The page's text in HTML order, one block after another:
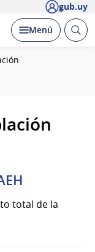
gub.uy
Desplegar
Menú Abrir
total de la